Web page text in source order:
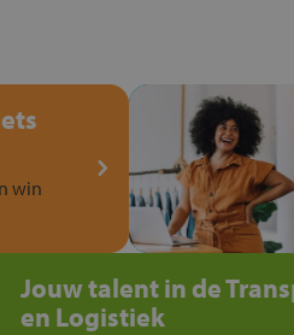
win
Jouw talent in de
en Logistiek